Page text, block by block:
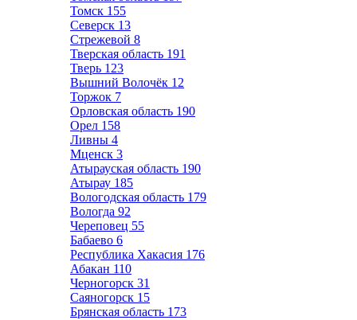
Томск 155
Северск 13
Стрежевой 8
Тверская область 191
Тверь 123
Вышний Волочёк 12
Торжок 7
Орловская область 190
Орел 158
Ливны 4
Мценск 3
Атырауская область 190
Атырау 185
Вологодская область 179
Вологда 92
Череповец 55
Бабаево 6
Республика Хакасия 176
Абакан 110
Черногорск 31
Саяногорск 15
Брянская область 173